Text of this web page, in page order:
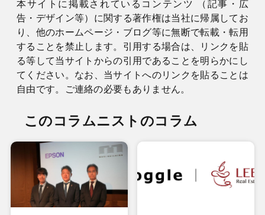
本サイトに掲載されているコンテンツ （記事・広
告・デザイン等）に関する著作権は当社に帰属してお
り、他のホームページ・ブログ等に無断で転載・転用
することを禁止します。引用する場合は、リンクを貼
る等して当サイトからの引用であることを明らかにし
てください。なお、当サイトへのリンクを貼ることは
自由です。ご連絡の必要もありません。
このコラムニストのコラム